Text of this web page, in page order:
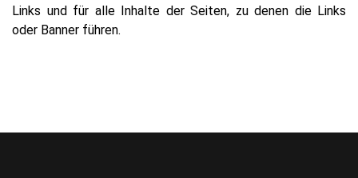
Links und für alle Inhalte der Seiten, zu denen die Links
oder Banner führen.